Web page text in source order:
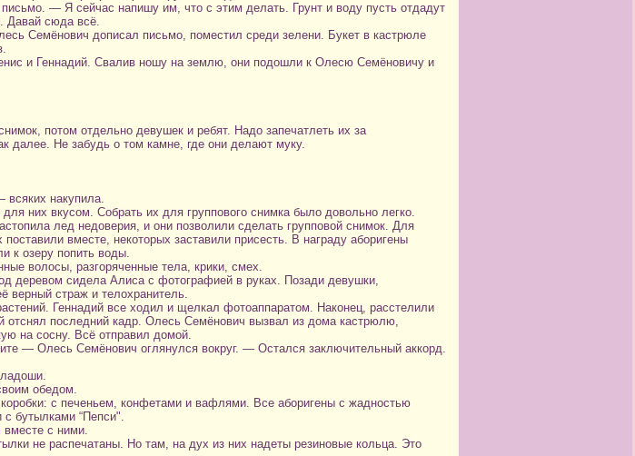
— Я сейчас напишу им, что с этим делать. Грунт и воду пусть отдадут
Давай сюда всё.
Семёнович дописал письмо, поместил среди зелени. Букет в кастрюле
и Геннадий. Свалив ношу на землю, они подошли к Олесю Семёновичу и
потом отдельно девушек и ребят. Надо запечатлеть их за
далее. Не забудь о том камне, где они делают муку.
накупила.
них вкусом. Собрать их для группового снимка было довольно легко.
лед недоверия, и они позволили сделать групповой снимок. Для
вместе, некоторых заставили присесть. В награду аборигены
к озеру попить воды.
волосы, разгоряченные тела, крики, смех.
деревом сидела Алиса с фотографией в руках. Позади девушки,
верный страж и телохранитель.
Геннадий все ходил и щелкал фотоаппаратом. Наконец, расстелили
отснял последний кадр. Олесь Семёнович вызвал из дома кастрюлю,
на сосну. Всё отправил домой.
— Олесь Семёнович оглянулся вокруг. — Остался заключительный аккорд.
обедом.
с печеньем, конфетами и вафлями. Все аборигены с жадностью
с бутылками “Пепси".
с ними.
не распечатаны. Но там, на дух из них надеты резиновые кольца. Это